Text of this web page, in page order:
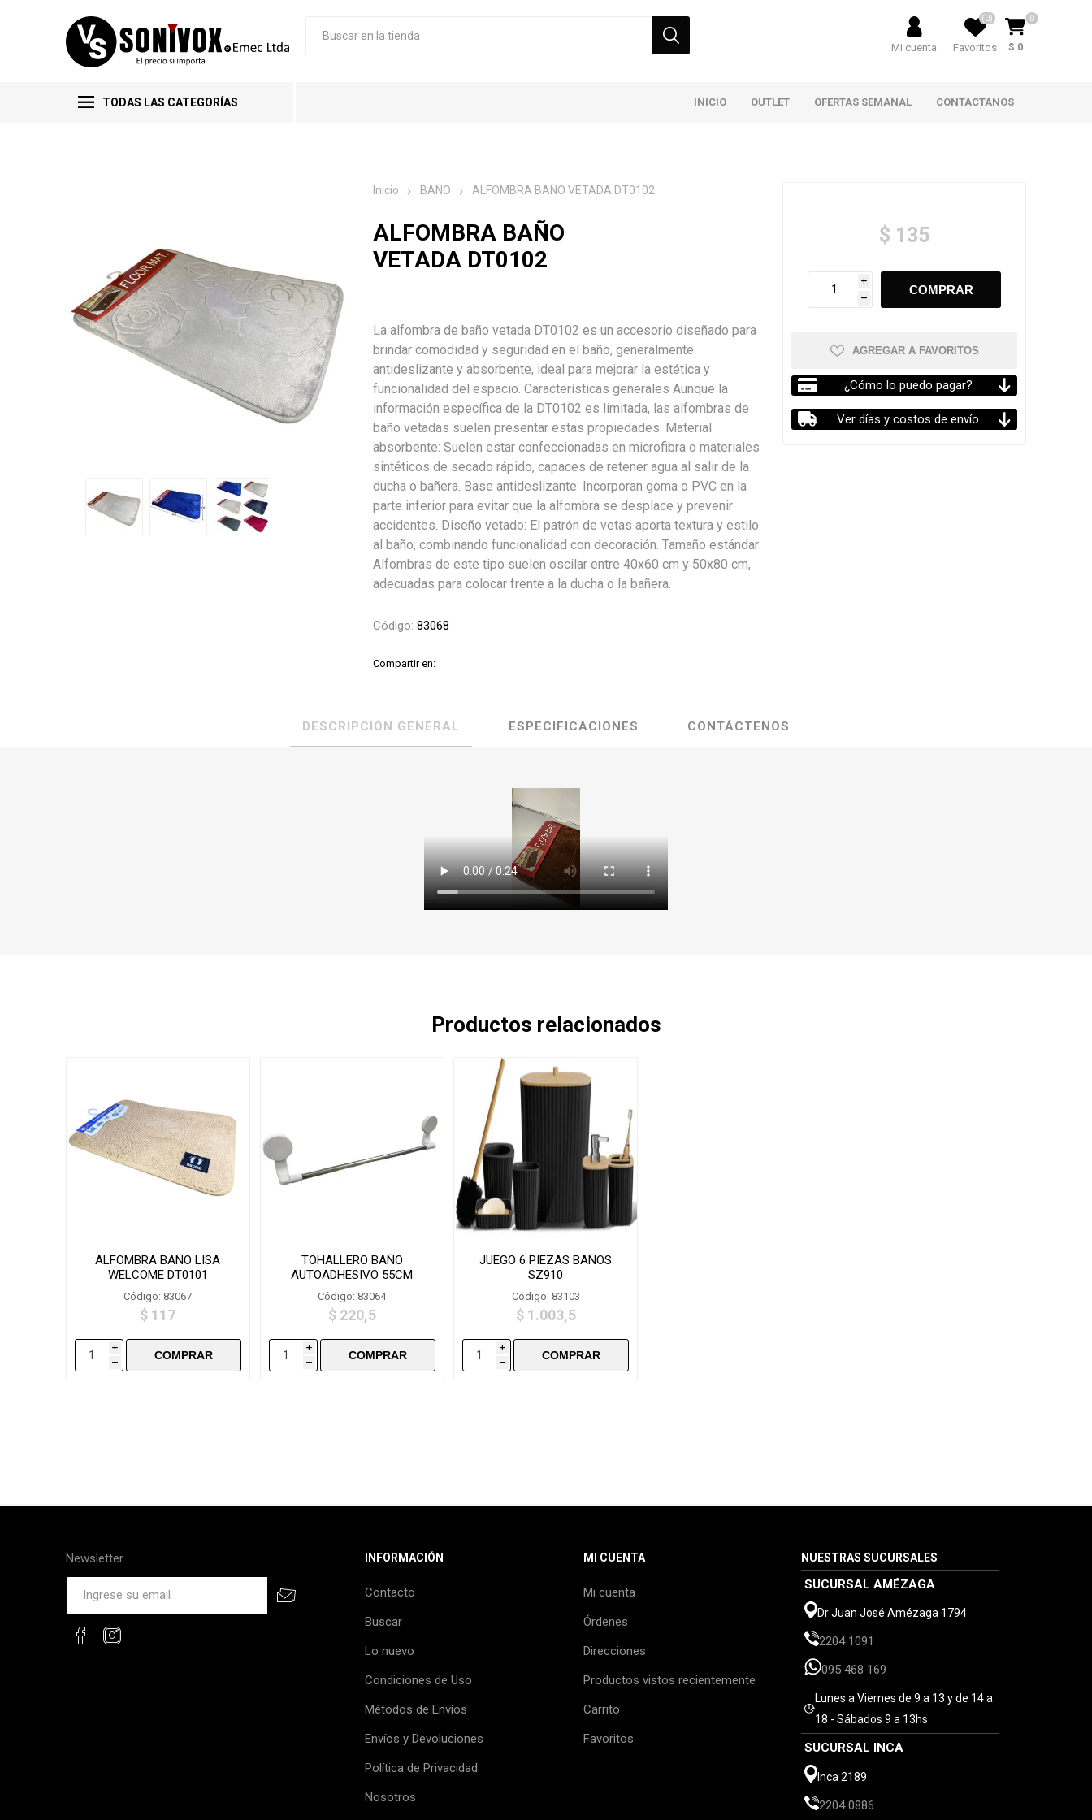
Mi cuenta Favoritos
(0) 0
$ 0
TODAS LAS CATEGORÍAS INICIO OUTLET OFERTAS SEMANAL CONTACTANOS
Inicio BAÑO ALFOMBRA BAÑO VETADA DT0102
ALFOMBRA BAÑO
VETADA DT0102
La alfombra de baño vetada DT0102 es un accesorio diseñado para
brindar comodidad y seguridad en el baño, generalmente
antideslizante y absorbente, ideal para mejorar la estética y
funcionalidad del espacio. Características generales Aunque la
información específica de la DT0102 es limitada, las alfombras de
baño vetadas suelen presentar estas propiedades: Material
absorbente: Suelen estar confeccionadas en microfibra o materiales
sintéticos de secado rápido, capaces de retener agua al salir de la
ducha o bañera. Base antideslizante: Incorporan goma o PVC en la
parte inferior para evitar que la alfombra se desplace y prevenir
accidentes. Diseño vetado: El patrón de vetas aporta textura y estilo
al baño, combinando funcionalidad con decoración. Tamaño estándar:
Alfombras de este tipo suelen oscilar entre 40x60 cm y 50x80 cm,
adecuadas para colocar frente a la ducha o la bañera.
Código: 83068
Compartir en:
$ 135
i
h
AGREGAR A FAVORITOS
¿Cómo lo puedo pagar?
Ver días y costos de envío
DESCRIPCIÓN GENERAL ESPECIFICACIONES CONTÁCTENOS
Productos relacionados
ALFOMBRA BAÑO LISA
WELCOME DT0101
Código: 83067
$ 117
i
h
TOHALLERO BAÑO
AUTOADHESIVO 55CM
H0101
Código: 83064
$ 220,5
i
h
JUEGO 6 PIEZAS BAÑOS
SZ910
Código: 83103
$ 1.003,5
i
h
Newsletter INFORMACIÓN
Contacto
Buscar
Lo nuevo
Condiciones de Uso
Métodos de Envíos
Envíos y Devoluciones
Política de Privacidad
Nosotros
MI CUENTA
Mi cuenta
Órdenes
Direcciones
Productos vistos recientemente
Carrito
Favoritos
NUESTRAS SUCURSALES
SUCURSAL AMÉZAGA
Dr Juan José Amézaga 1794
2204 1091
095 468 169
Lunes a Viernes de 9 a 13 y de 14 a
18 - Sábados 9 a 13hs
SUCURSAL INCA
Inca 2189
2204 0886